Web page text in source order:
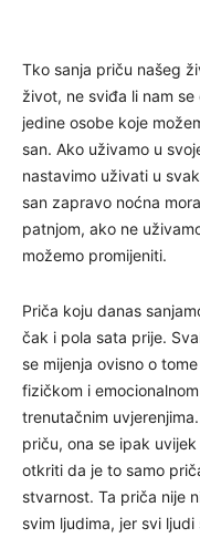
Tko sanja priču našeg
život, ne sviđa li nam
jedine osobe koje
san. Ako uživamo u
nastavimo uživati u
san zapravo noćna
patnjom, ako ne
možemo promijeniti.
Priča koju danas
čak i pola sata prije.
se mijenja ovisno o
fizičkom i
trenutačnim
priču, ona se ipak
otkriti da je to samo
stvarnost. Ta priča nije
svim ljudima, jer svi